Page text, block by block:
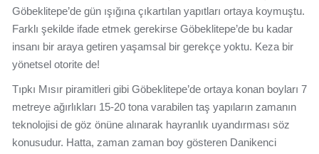
Göbeklitepe’de gün ışığına çıkartılan yapıtları ortaya koymuştu.
Farklı şekilde ifade etmek gerekirse Göbeklitepe’de bu kadar
insanı bir araya getiren yaşamsal bir gerekçe yoktu. Keza bir
yönetsel otorite de!
Tıpkı Mısır piramitleri gibi Göbeklitepe’de ortaya konan boyları 7
metreye ağırlıkları 15-20 tona varabilen taş yapıların zamanın
teknolojisi de göz önüne alınarak hayranlık uyandırması söz
konusudur. Hatta, zaman zaman boy gösteren Danikenci